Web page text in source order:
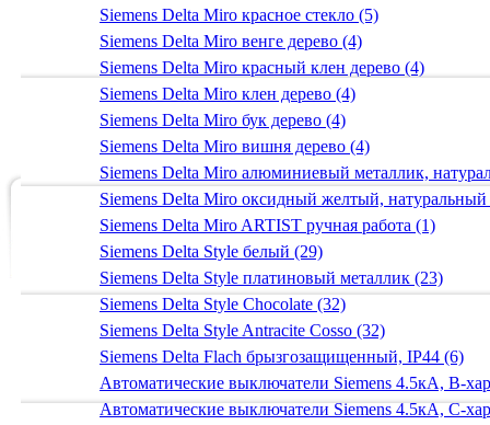
Siemens Delta Miro красное стекло (5)
Siemens Delta Miro венге дерево (4)
Siemens Delta Miro красный клен дерево (4)
Siemens Delta Miro клен дерево (4)
Siemens Delta Miro бук дерево (4)
Siemens Delta Miro вишня дерево (4)
Siemens Delta Miro алюминиевый металлик,
Siemens Delta Miro оксидный желтый,
Siemens Delta Miro ARTIST ручная работа (1)
Siemens Delta Style белый (29)
Siemens Delta Style платиновый металлик (23)
Siemens Delta Style Chocolate (32)
Siemens Delta Style Antracite Cosso (32)
Siemens Delta Flach брызгозащищенный, IP44 (6)
Автоматические выключатели Siemens 4.5кА, B-
Автоматические выключатели Siemens 4.5кА, C-